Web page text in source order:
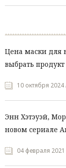
Цена маски для
выбрать
10 октября 2024
Энн Хэтэуэй,
новом сериале
04 февраля